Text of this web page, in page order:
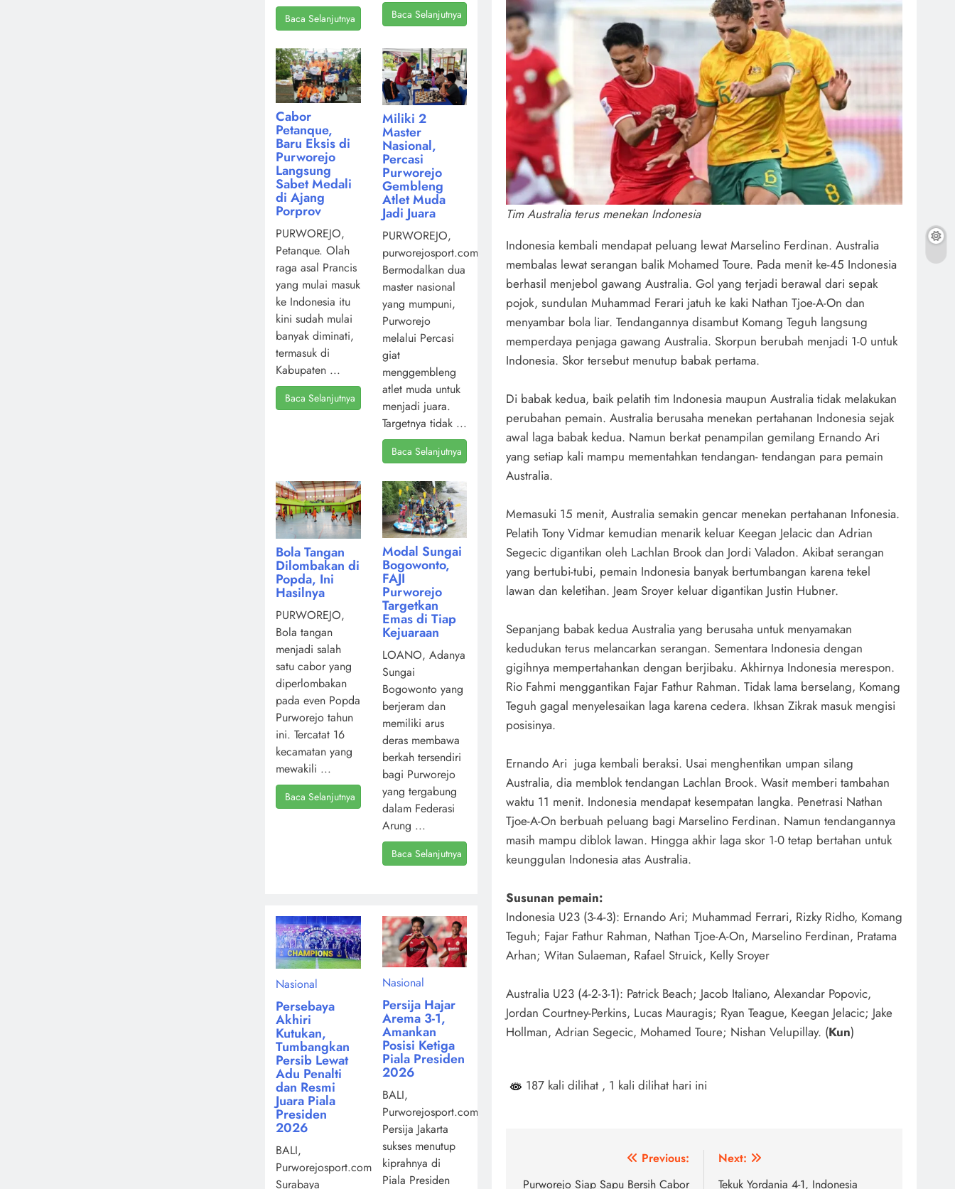
Tim Australia terus menekan Indonesia
Indonesia kembali mendapat peluang lewat Marselino Ferdinan. Australia
membalas lewat serangan balik Mohamed Toure. Pada menit ke-45 Indonesia
berhasil menjebol gawang Australia. Gol yang terjadi berawal dari sepak
pojok, sundulan Muhammad Ferari jatuh ke kaki Nathan Tjoe-A-On dan
menyambar bola liar. Tendangannya disambut Komang Teguh langsung
memperdaya penjaga gawang Australia. Skorpun berubah menjadi 1-0 untuk
Indonesia. Skor tersebut menutup babak pertama.
Di babak kedua, baik pelatih tim Indonesia maupun Australia tidak melakukan
perubahan pemain. Australia berusaha menekan pertahanan Indonesia sejak
awal laga babak kedua. Namun berkat penampilan gemilang Ernando Ari
yang setiap kali mampu mementahkan tendangan- tendangan para pemain
Australia.
Memasuki 15 menit, Australia semakin gencar menekan pertahanan Infonesia.
Pelatih Tony Vidmar kemudian menarik keluar Keegan Jelacic dan Adrian
Segecic digantikan oleh Lachlan Brook dan Jordi Valadon. Akibat serangan
yang bertubi-tubi, pemain Indonesia banyak bertumbangan karena tekel
lawan dan keletihan. Jeam Sroyer keluar digantikan Justin Hubner.
Sepanjang babak kedua Australia yang berusaha untuk menyamakan
kedudukan terus melancarkan serangan. Sementara Indonesia dengan
gigihnya mempertahankan dengan berjibaku. Akhirnya Indonesia merespon.
Rio Fahmi menggantikan Fajar Fathur Rahman. Tidak lama berselang, Komang
Teguh gagal menyelesaikan laga karena cedera. Ikhsan Zikrak masuk mengisi
posisinya.
Ernando Ari juga kembali beraksi. Usai menghentikan umpan silang
Australia, dia memblok tendangan Lachlan Brook. Wasit memberi tambahan
waktu 11 menit. Indonesia mendapat kesempatan langka. Penetrasi Nathan
Tjoe-A-On berbuah peluang bagi Marselino Ferdinan. Namun tendangannya
masih mampu diblok lawan. Hingga akhir laga skor 1-0 tetap bertahan untuk
keunggulan Indonesia atas Australia.
Susunan pemain:
Indonesia U23 (3-4-3): Ernando Ari; Muhammad Ferrari, Rizky Ridho, Komang
Teguh; Fajar Fathur Rahman, Nathan Tjoe-A-On, Marselino Ferdinan, Pratama
Arhan; Witan Sulaeman, Rafael Struick, Kelly Sroyer
Australia U23 (4-2-3-1): Patrick Beach; Jacob Italiano, Alexandar Popovic,
Jordan Courtney-Perkins, Lucas Mauragis; Ryan Teague, Keegan Jelacic; Jake
Hollman, Adrian Segecic, Mohamed Toure; Nishan Velupillay. (Kun)
187 kali dilihat , 1 kali dilihat hari ini
Previous:
Purworejo Siap Sapu Bersih Cabor
Next:
Tekuk Yordania 4-1, Indonesia
Baca Selanjutnya Baca Selanjutnya
Cabor
Petanque,
Baru Eksis di
Purworejo
Langsung
Sabet Medali
di Ajang
Porprov
PURWOREJO,
Petanque. Olah
raga asal Prancis
yang mulai masuk
ke Indonesia itu
kini sudah mulai
banyak diminati,
termasuk di
Kabupaten ...
Baca Selanjutnya
Miliki 2
Master
Nasional,
Percasi
Purworejo
Gembleng
Atlet Muda
Jadi Juara
PURWOREJO,
purworejosport.com,
Bermodalkan dua
master nasional
yang mumpuni,
Purworejo
melalui Percasi
giat
menggembleng
atlet muda untuk
menjadi juara.
Targetnya tidak ...
Baca Selanjutnya
Bola Tangan
Dilombakan di
Popda, Ini
Hasilnya
PURWOREJO,
Bola tangan
menjadi salah
satu cabor yang
diperlombakan
pada even Popda
Purworejo tahun
ini. Tercatat 16
kecamatan yang
mewakili ...
Baca Selanjutnya
Modal Sungai
Bogowonto,
FAJI
Purworejo
Targetkan
Emas di Tiap
Kejuaraan
LOANO, Adanya
Sungai
Bogowonto yang
berjeram dan
memiliki arus
deras membawa
berkah tersendiri
bagi Purworejo
yang tergabung
dalam Federasi
Arung ...
Baca Selanjutnya
Nasional
Persebaya
Akhiri
Kutukan,
Tumbangkan
Persib Lewat
Adu Penalti
dan Resmi
Juara Piala
Presiden
2026
BALI,
Purworejosport.com,
Surabaya
Nasional
Persija Hajar
Arema 3-1,
Amankan
Posisi Ketiga
Piala Presiden
2026
BALI,
Purworejosport.com,
Persija Jakarta
sukses menutup
kiprahnya di
Piala Presiden